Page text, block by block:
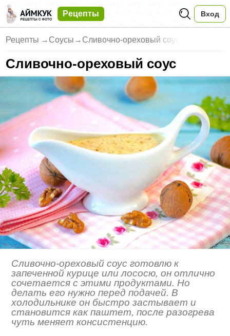
Рецепты Вход
Рецепты → Соусы → Сливочно-ореховый соус
Сливочно-ореховый соус
Сливочно-ореховый соус готовлю к
запеченной курице или лососю, он отлично
сочетается с этими продуктами. Но
делать его нужно перед подачей. В
холодильнике он быстро застывает и
становится как паштет, после разогрева
чуть меняет консистенцию.